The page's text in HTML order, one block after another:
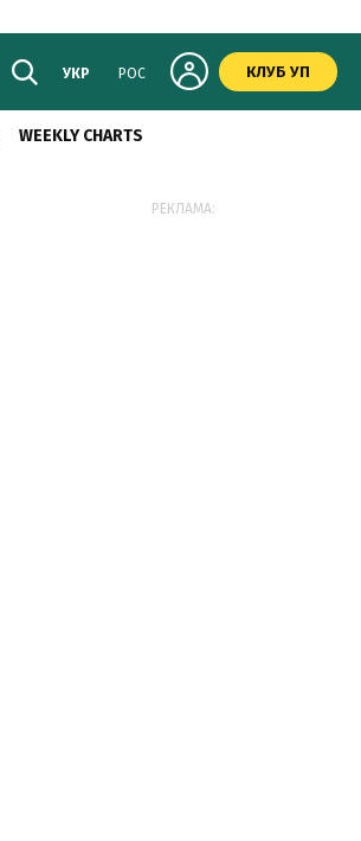
УКР РОС КЛУБ УП
WEEKLY CHARTS
РЕКЛАМА: